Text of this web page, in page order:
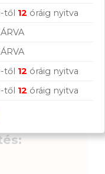
től 12 óráig nyitva
től 12 óráig nyitva
től 12 óráig nyitva